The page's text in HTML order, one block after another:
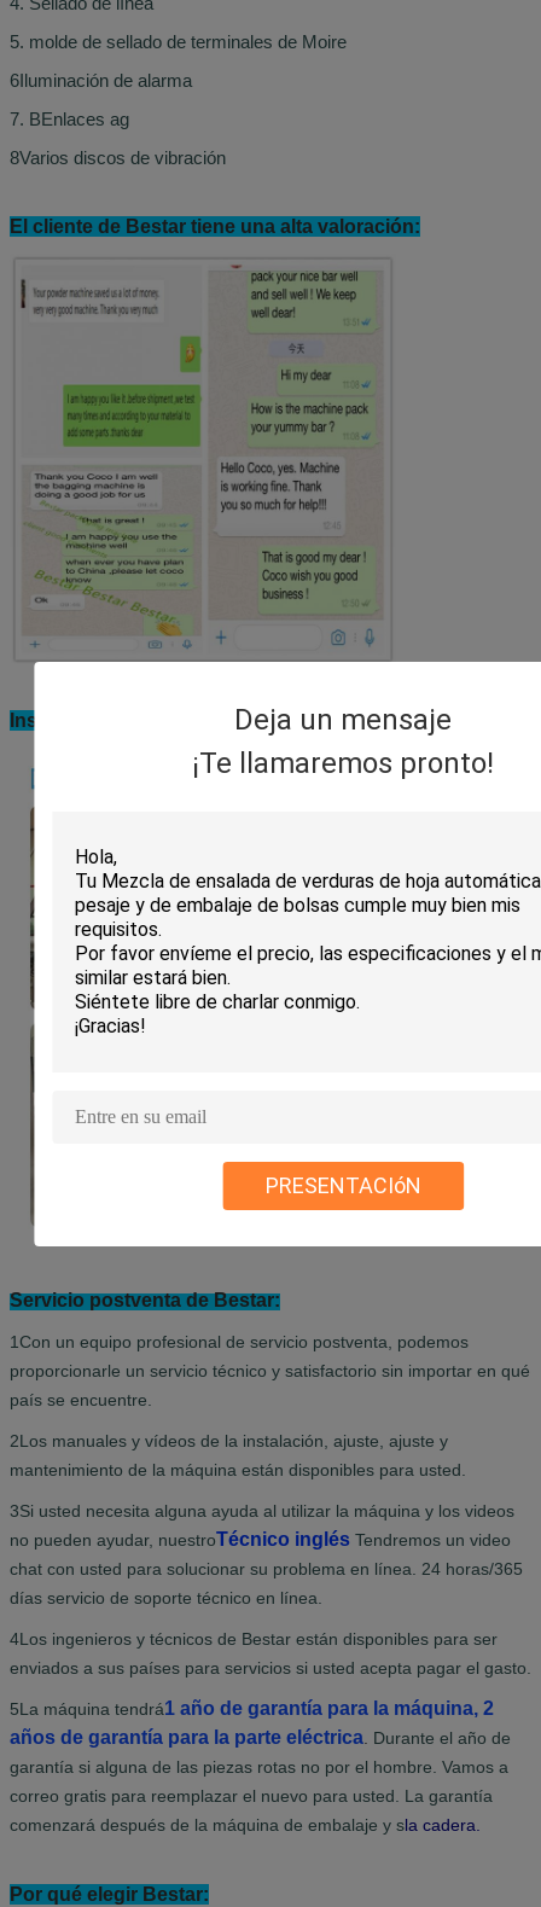
Deja un mensaje
¡Te llamaremos pronto!
PRESENTACIóN
5. molde de sellado de terminales de Moire
6Iluminación de alarma
7. BEnlaces ag
8Varios discos de vibración
El cliente de Bestar tiene una alta valoración:
Instalación de la máquina en la fábrica del cliente:
Servicio postventa de Bestar:
1Con un equipo profesional de servicio postventa, podemos
proporcionarle un servicio técnico y satisfactorio sin importar en qué
país se encuentre.
2Los manuales y vídeos de la instalación, ajuste, ajuste y
mantenimiento de la máquina están disponibles para usted.
3Si usted necesita alguna ayuda al utilizar la máquina y los videos
no pueden ayudar, nuestroTécnico inglés Tendremos un video
chat con usted para solucionar su problema en línea. 24 horas/365
días servicio de soporte técnico en línea.
4Los ingenieros y técnicos de Bestar están disponibles para ser
enviados a sus países para servicios si usted acepta pagar el gasto.
5La máquina tendrá1 año de garantía para la máquina, 2
años de garantía para la parte eléctrica Durante el año de
garantía si alguna de las piezas rotas no por el hombre. Vamos a
correo gratis para reemplazar el nuevo para usted. La garantía
comenzará después de la máquina de embalaje y sla cadera.
Por qué elegir Bestar: